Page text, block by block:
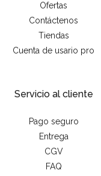
Ofertas
Contáctenos
Tiendas
Cuenta de usario pro
Servicio al cliente
Pago seguro
Entrega
CGV
FAQ